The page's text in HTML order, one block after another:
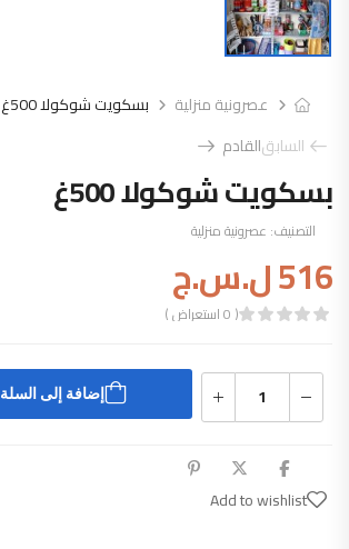
عصرونية منزلية
بسكويت شوكولا 500غ
السابقالقادم
بسكويت شوكولا 500غ
التصنيف: عصرونية منزلية
516ل.س.ج
0من 5 ( 0 استعراض )
إضافة إلى السلة
Add to wishlist